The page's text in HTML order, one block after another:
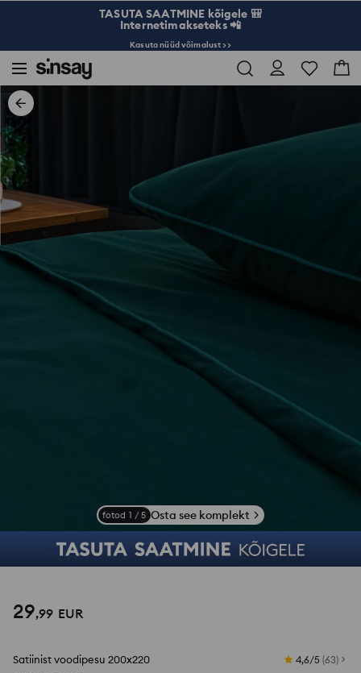
TASUTA SAATMINE kõigele 🎒
Internetimakseteks 📲
Kasuta nüüd võimalust >>
fotod 1 / 5 Osta see komplekt
29,99 EUR
Satiinist voodipesu 200x220 4,6/5 (63)